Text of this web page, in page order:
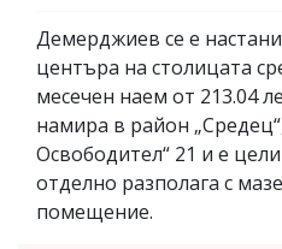
Демерджиев се е
центъра на столицата
месечен наем от 213.04
намира в район
Освободител“ 21 и е
отделно разполага с
помещение.